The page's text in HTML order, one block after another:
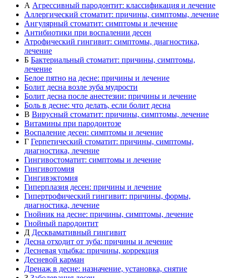
А Агрессивный пародонтит: классификация и лечение
Аллергический стоматит: причины, симптомы, лечение
Ангулярный стоматит: симптомы и лечение
Антибиотики при воспалении десен
Атрофический гингивит: симптомы, диагностика,
лечение
Б Бактериальный стоматит: причины, симптомы,
лечение
Белое пятно на десне: причины и лечение
Болит десна возле зуба мудрости
Болит десна после анестезии: причины и лечение
Боль в десне: что делать, если болит десна
В Вирусный стоматит: причины, симптомы, лечение
Витамины при пародонтозе
Воспаление десен: симптомы и лечение
Г Герпетический стоматит: причины, симптомы,
диагностика, лечение
Гингивостоматит: симптомы и лечение
Гингивотомия
Гингивэктомия
Гиперплазия десен: причины и лечение
Гипертрофический гингивит: причины, формы,
диагностика, лечение
Гнойник на десне: причины, симптомы, лечение
Гнойный пародонтит
Д Десквамативный гингивит
Десна отходит от зуба: причины и лечение
Десневая улыбка: причины, коррекция
Десневой карман
Дренаж в десне: назначение, установка, снятие